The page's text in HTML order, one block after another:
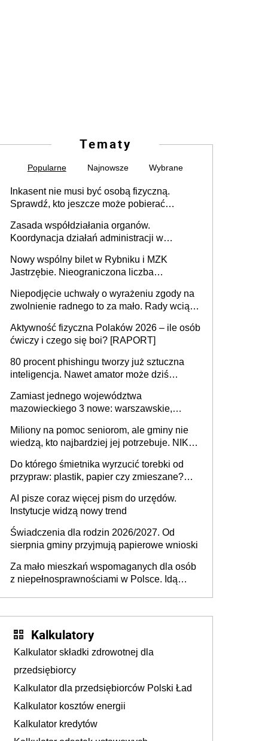
Tematy
Popularne Najnowsze Wybrane
Inkasent nie musi być osobą fizyczną.
Sprawdź, kto jeszcze może pobierać
Zasada współdziałania organów.
Koordynacja działań administracji w
Nowy wspólny bilet w Rybniku i MZK
Jastrzębie. Nieograniczona liczba
Niepodjęcie uchwały o wyrażeniu zgody na
zwolnienie radnego to za mało. Rady wciąż
rozstrzygać sprawy
Aktywność fizyczna Polaków 2026 – ile osób
ćwiczy i czego się boi? [RAPORT]
80 procent phishingu tworzy już sztuczna
inteligencja. Nawet amator może dziś
Zamiast jednego województwa
mazowieckiego 3 nowe: warszawskie,
Europie nie ma tak dużych jednostek
stołecznych
Miliony na pomoc seniorom, ale gminy nie
wiedzą, kto najbardziej jej potrzebuje. NIK
Do którego śmietnika wyrzucić torebki od
przypraw: plastik, papier czy zmieszane?
AI pisze coraz więcej pism do urzędów.
Instytucje widzą nowy trend
Świadczenia dla rodzin 2026/2027. Od
sierpnia gminy przyjmują papierowe wnioski
Za mało mieszkań wspomaganych dla osób
z niepełnosprawnościami w Polsce. Idą
Kalkulatory
Kalkulator składki zdrowotnej dla
przedsiębiorcy
Kalkulator dla przedsiębiorców Polski Ład
Kalkulator kosztów energii
Kalkulator kredytów